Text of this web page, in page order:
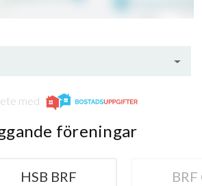
med
föreningar
HSB BRF